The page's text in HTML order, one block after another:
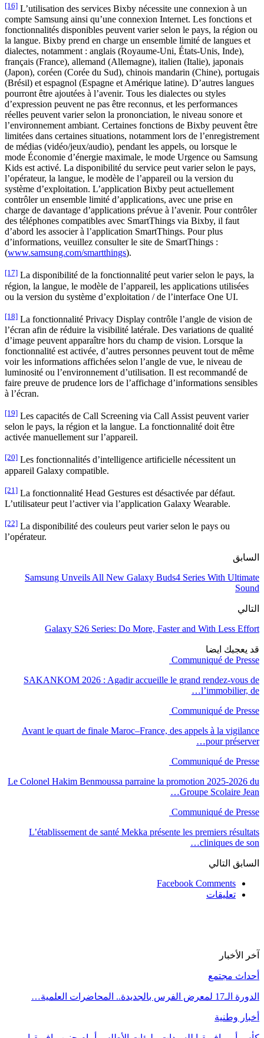
[16] L’utilisation des services Bixby nécessite une connexion à un
compte Samsung ainsi qu’une connexion Internet. Les fonctions et
fonctionnalités disponibles peuvent varier selon le pays, la région ou
la langue. Bixby prend en charge un ensemble limité de langues et
dialectes, notamment : anglais (Royaume-Uni, États-Unis, Inde),
français (France), allemand (Allemagne), italien (Italie), japonais
(Japon), coréen (Corée du Sud), chinois mandarin (Chine), portugais
(Brésil) et espagnol (Espagne et Amérique latine). D’autres langues
pourront être ajoutées à l’avenir. Tous les dialectes ou styles
d’expression peuvent ne pas être reconnus, et les performances
réelles peuvent varier selon la prononciation, le niveau sonore et
l’environnement ambiant. Certaines fonctions de Bixby peuvent être
limitées dans certaines situations, notamment lors de l’enregistrement
de médias (vidéo/jeux/audio), pendant les appels, ou lorsque le
mode Économie d’énergie maximale, le mode Urgence ou Samsung
Kids est activé. La disponibilité du service peut varier selon le pays,
l’opérateur, la langue, le modèle de l’appareil ou la version du
système d’exploitation. L’application Bixby peut actuellement
contrôler un ensemble limité d’applications, avec une prise en
charge de davantage d’applications prévue à l’avenir. Pour contrôler
des téléphones compatibles avec SmartThings via Bixby, il faut
d’abord les associer à l’application SmartThings. Pour plus
d’informations, veuillez consulter le site de SmartThings :
(www.samsung.com/smartthings).
[17] La disponibilité de la fonctionnalité peut varier selon le pays, la
région, la langue, le modèle de l’appareil, les applications utilisées
ou la version du système d’exploitation / de l’interface One UI.
[18] La fonctionnalité Privacy Display contrôle l’angle de vision de
l’écran afin de réduire la visibilité latérale. Des variations de qualité
d’image peuvent apparaître hors du champ de vision. Lorsque la
fonctionnalité est activée, d’autres personnes peuvent tout de même
voir les informations affichées selon l’angle de vue, le niveau de
luminosité ou l’environnement d’utilisation. Il est recommandé de
faire preuve de prudence lors de l’affichage d’informations sensibles
à l’écran.
[19] Les capacités de Call Screening via Call Assist peuvent varier
selon le pays, la région et la langue. La fonctionnalité doit être
activée manuellement sur l’appareil.
[20] Les fonctionnalités d’intelligence artificielle nécessitent un
appareil Galaxy compatible.
[21] La fonctionnalité Head Gestures est désactivée par défaut.
L’utilisateur peut l’activer via l’application Galaxy Wearable.
[22] La disponibilité des couleurs peut varier selon le pays ou
l’opérateur.
السابق
Samsung Unveils All New Galaxy Buds4 Series With Ultimate
Sound
التالي
Galaxy S26 Series: Do More, Faster and With Less Effort
قد يعجبك ايضا
Communiqué de Presse
SAKANKOM 2026 : Agadir accueille le grand rendez-vous de
l’immobilier, de…
Communiqué de Presse
Avant le quart de finale Maroc–France, des appels à la vigilance
pour préserver…
Communiqué de Presse
Le Colonel Hakim Benmoussa parraine la promotion 2025-2026 du
Groupe Scolaire Jean…
Communiqué de Presse
L’établissement de santé Mekka présente les premiers résultats
cliniques de son…
السابق التالي
Facebook Comments
تعليقات
آخر الأخبار
أحداث مجتمع
الدورة الـ17 لمعرض الفرس بالجديدة.. المحاضرات العلمية…
أخبار وطنية